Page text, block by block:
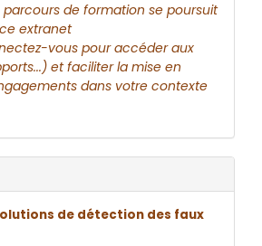
parcours de formation se poursuit
extranet
vous pour accéder aux
et faciliter la mise en
dans votre contexte
de détection des faux